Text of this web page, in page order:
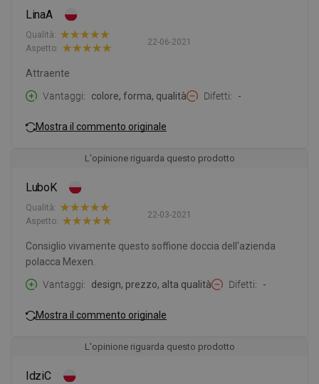
LinaA
22-06-2021
Qualità:
Aspetto:
Attraente
Vantaggi
colore, forma, qualità Difetti -
Mostra il commento originale
L'opinione riguarda questo prodotto
LuboK
22-03-2021
Qualità:
Aspetto:
Consiglio vivamente questo soffione doccia dell'azienda
polacca Mexen.
Vantaggi
design, prezzo, alta qualità Difetti -
Mostra il commento originale
L'opinione riguarda questo prodotto
IdziC